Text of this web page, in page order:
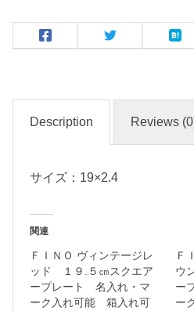
ｍ
皿
Description Reviews
サイズ：19×2.4
関連
ＦＩＮＯ ヴィンテージレ
ッド １９.５㎝スクエア
ープレート 名入れ・マ
ーク入れ可能 箱入れ可
Ｆ
ウ
ー
ー